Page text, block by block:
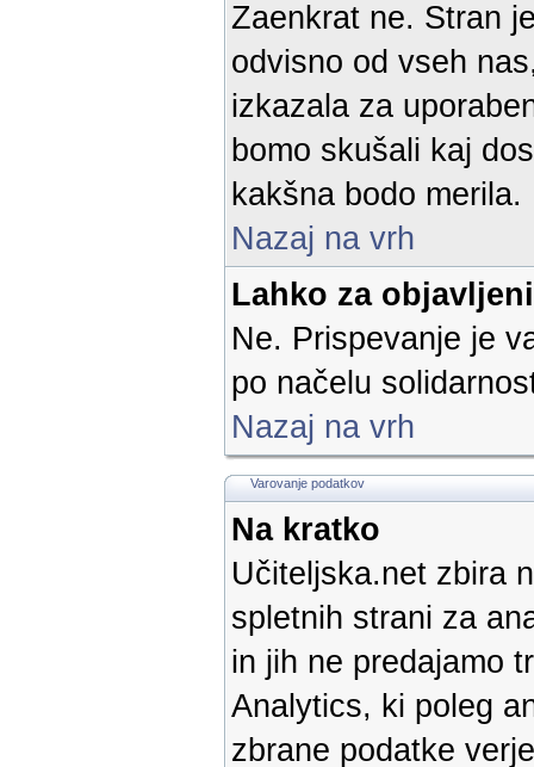
Zaenkrat ne. Stran
odvisno od vseh
izkazala za
bomo skušali kaj
kakšna bodo merila.
Nazaj na vrh
Lahko za
Ne. Prispevanje je
po načelu
Nazaj na vrh
Varovanje podatkov
Na kratko
Učiteljska.net zbira
spletnih strani za
in jih ne predajamo
Analytics, ki poleg
zbrane podatke